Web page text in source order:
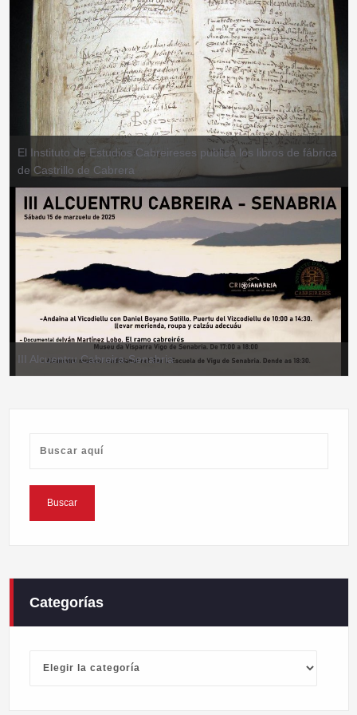
El Instituto de Estudios Cabreireses publica los libros de fábrica
de Castrillo de Cabrera
III Alcuentru Cabreira-Senabria
Categorías